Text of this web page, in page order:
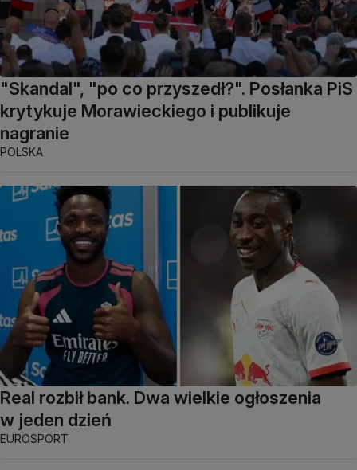
"Skandal", "po co przyszedł?". Posłanka PiS
krytykuje Morawieckiego i publikuje
nagranie
POLSKA
Real rozbił bank. Dwa wielkie ogłoszenia
w jeden dzień
EUROSPORT